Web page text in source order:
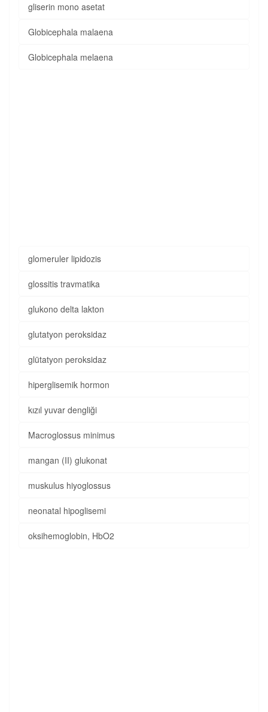
gliserin mono asetat
Globicephala malaena
Globicephala melaena
glomeruler lipidozis
glossitis travmatika
glukono delta lakton
glutatyon peroksidaz
glütatyon peroksidaz
hiperglisemik hormon
kızıl yuvar dengliği
Macroglossus minimus
mangan (II) glukonat
muskulus hiyoglossus
neonatal hipoglisemi
oksihemoglobin, HbO2